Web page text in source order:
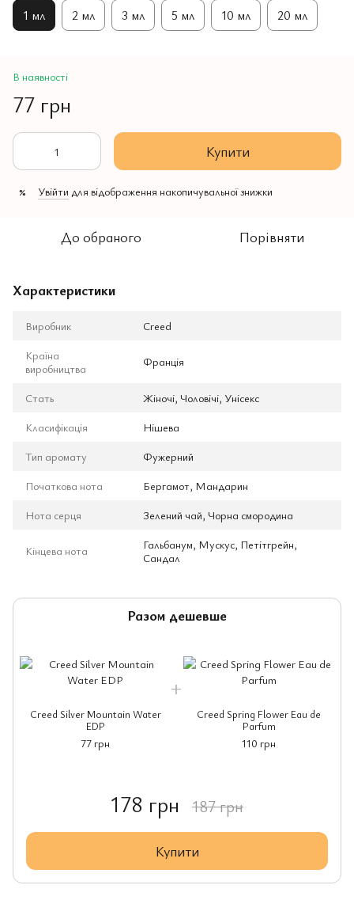
1 мл 2 мл 3 мл 5 мл 10 мл 20 мл
В наявності
77 грн
Купити
% Увійти для відображення накопичувальної знижки
До обраного Порівняти
Характеристики
Виробник
Creed
Країна
виробництва
Франція
Стать
Жіночі, Чоловічі, Унісекс
Класифікація
Нішева
Тип аромату
Фужерний
Початкова нота
Бергамот, Мандарин
Нота серця
Зелений чай, Чорна смородина
Кінцева нота
Гальбанум, Мускус, Петітгрейн,
Сандал
Разом дешевше
Creed Silver Mountain Water
EDP
77 грн
Creed Spring Flower Eau de
Parfum
110 грн
178 грн 187 грн
Купити